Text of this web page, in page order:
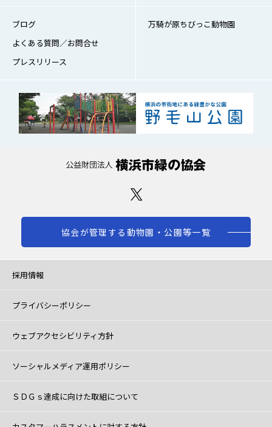
ブログ
よくある質問／お問合せ
プレスリリース
万騎が原ちびっこ動物園
協会が管理する動物園・公園等一覧
採用情報
プライバシーポリシー
ウェブアクセシビリティ方針
ソーシャルメディア運用ポリシー
ＳＤＧｓ達成に向けた取組について